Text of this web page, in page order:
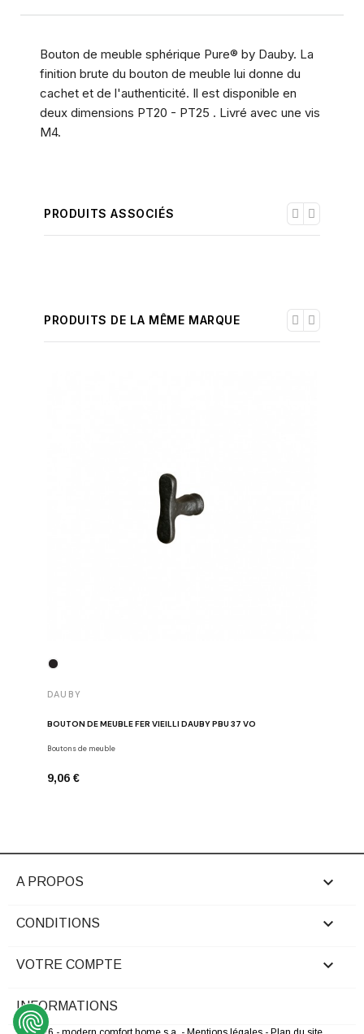
Bouton de meuble sphérique Pure® by Dauby. La
finition brute du bouton de meuble lui donne du
cachet et de l'authenticité. Il est disponible en
deux dimensions PT20 - PT25 . Livré avec une vis
M4.
PRODUITS ASSOCIÉS
PRODUITS DE LA MÊME MARQUE
DAUBY
BOUTON DE MEUBLE FER VIEILLI DAUBY PBU 37 VO
Boutons de meuble
9,06 €
A PROPOS 
CONDITIONS 
VOTRE COMPTE 
INFORMATIONS